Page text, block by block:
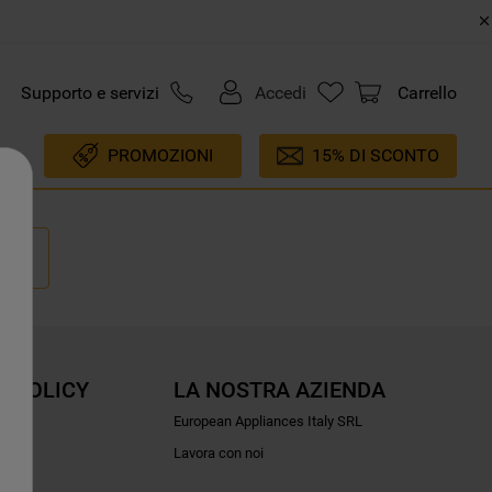
Supporto e servizi Accedi Carrello
PROMOZIONI 15% DI SCONTO
POLICY LA NOSTRA AZIENDA
European Appliances Italy SRL
Lavora con noi